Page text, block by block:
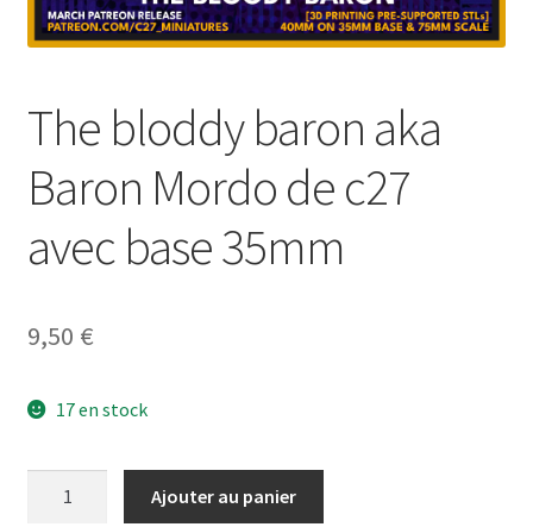
The bloddy baron aka
Baron Mordo de c27
avec base 35mm
9,50 €
17 en stock
Ajouter au panier